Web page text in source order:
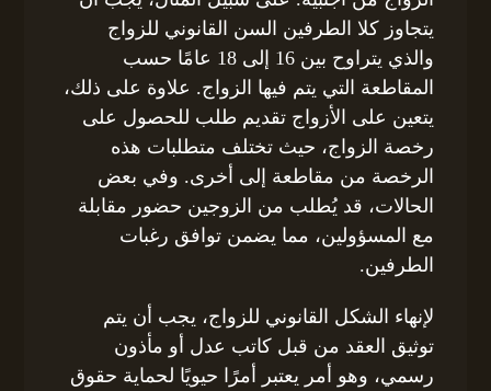
يتجاوز كلا الطرفين السن القانوني للزواج
والذي يتراوح بين 16 إلى 18 عامًا حسب
المقاطعة التي يتم فيها الزواج. علاوة على ذلك،
يتعين على الأزواج تقديم طلب للحصول على
رخصة الزواج، حيث تختلف متطلبات هذه
الرخصة من مقاطعة إلى أخرى. وفي بعض
الحالات، قد يُطلب من الزوجين حضور مقابلة
مع المسؤولين، مما يضمن توافق رغبات
الطرفين.
لإنهاء الشكل القانوني للزواج، يجب أن يتم
توثيق العقد من قبل كاتب عدل أو مأذون
رسمي، وهو أمر يعتبر أمرًا حيويًا لحماية حقوق